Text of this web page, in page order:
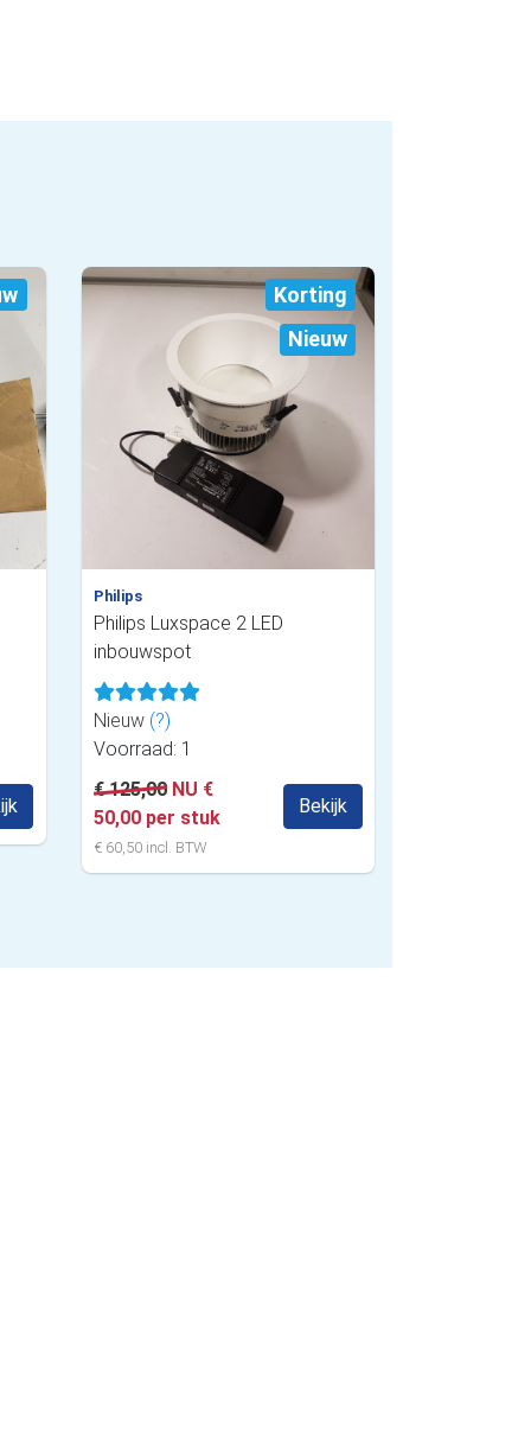
Korting
Nieuw
Philips
Philips Luxspace 2 LED
inbouwspot
Nieuw (?)
Voorraad: 1
€ 125,00NU €
50,00 per stuk
€ 60,50 incl. BTW
Bekijk